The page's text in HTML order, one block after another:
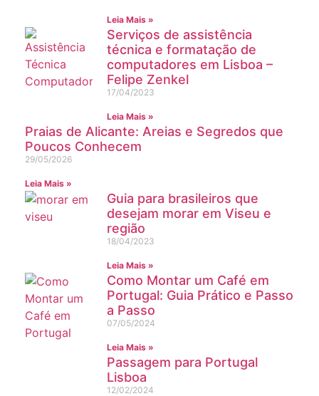
Leia Mais »
Serviços de assistência
técnica e formatação de
computadores em Lisboa –
Felipe Zenkel
17/04/2023
Leia Mais »
Praias de Alicante: Areias e Segredos que
Poucos Conhecem
29/05/2026
Leia Mais »
Guia para brasileiros que
desejam morar em Viseu e
região
18/04/2023
Leia Mais »
Como Montar um Café em
Portugal: Guia Prático e Passo
a Passo
07/05/2024
Leia Mais »
Passagem para Portugal
Lisboa
12/02/2024